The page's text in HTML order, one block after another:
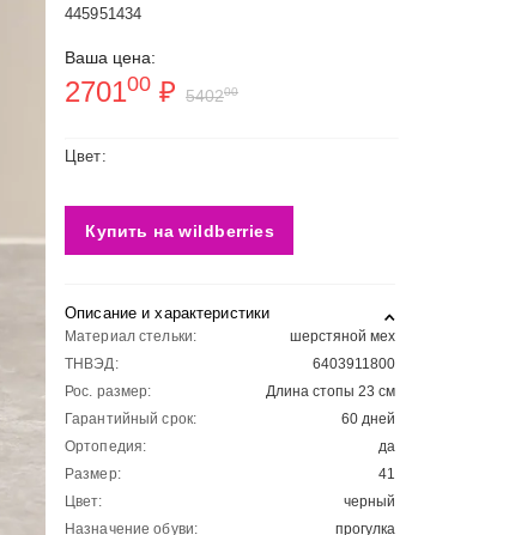
445951434
Ваша цена:
270100 ₽ 540200
Цвет:
Купить на wildberries
Описание и характеристики
Материал стельки:
шерстяной мех
ТНВЭД:
6403911800
Рос. размер:
Длина стопы 23 см
Гарантийный срок:
60 дней
Ортопедия:
да
Размер:
41
Цвет:
черный
Назначение обуви:
прогулка